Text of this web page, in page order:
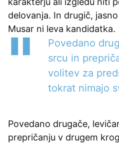
delovanja. In drugič,
Musar ni leva kandidatka.
Povedano
srcu in
volitev za
tokrat nimajo
Povedano drugače,
prepričanju v drugem